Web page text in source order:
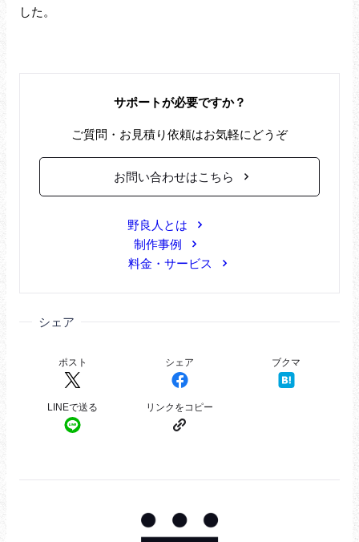
した。
サポートが必要ですか？
ご質問・お見積り依頼はお気軽にどうぞ
お問い合わせはこちら
野良人とは
制作事例
料金・サービス
シェア